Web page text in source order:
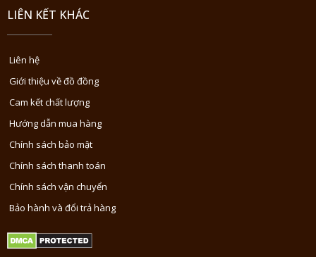
LIÊN KẾT KHÁC
Liên hệ
Giới thiệu về đồ đồng
Cam kết chất lượng
Hướng dẫn mua hàng
Chính sách bảo mật
Chính sách thanh toán
Chính sách vận chuyển
Bảo hành và đổi trả hàng